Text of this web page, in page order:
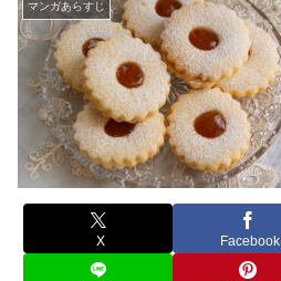
マンガあらすじ
X Facebook